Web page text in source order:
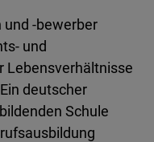
und -bewerber
und
Lebensverhältnisse
deutscher
Schule